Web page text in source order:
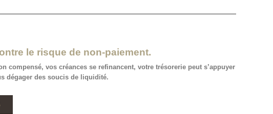
le risque de non-paiement.
vos créances se refinancent, votre trésorerie peut s’appuyer
dégager des soucis de liquidité.